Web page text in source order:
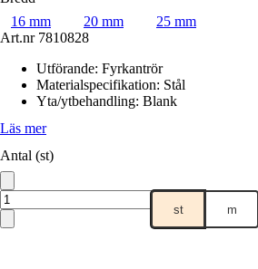
16 mm
20 mm
25 mm
Art.nr 7810828
Utförande: Fyrkantrör
Materialspecifikation: Stål
Yta/ytbehandling: Blank
Läs mer
Antal (st)
st m